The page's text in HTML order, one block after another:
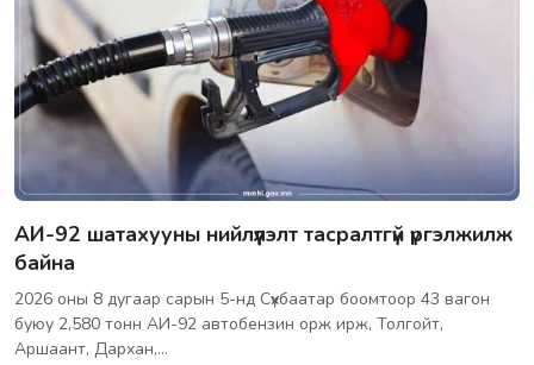
АИ-92 шатахууны нийлүүлэлт тасралтгүй үргэлжилж
байна
2026 оны 8 дугаар сарын 5-нд Сүхбаатар боомтоор 43 вагон
буюу 2,580 тонн АИ-92 автобензин орж ирж, Толгойт,
Аршаант, Дархан,…